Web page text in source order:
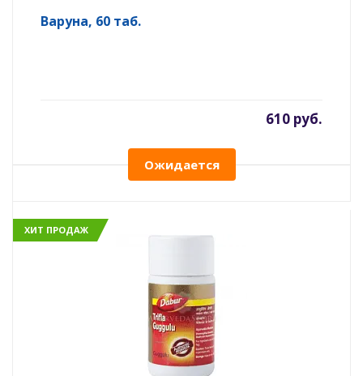
Варуна, 60 таб.
610 руб.
Ожидается
ХИТ ПРОДАЖ